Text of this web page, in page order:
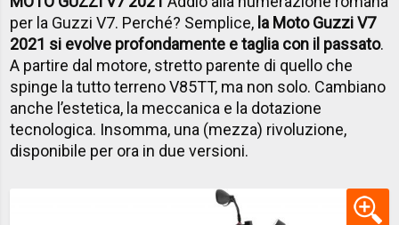
per la Guzzi V7. Perché? Semplice, la Moto Guzzi V7
2021 si evolve profondamente e taglia con il passato.
A partire dal motore, stretto parente di quello che
spinge la tutto terreno V85TT, ma non solo. Cambiano
anche l’estetica, la meccanica e la dotazione
tecnologica. Insomma, una (mezza) rivoluzione,
disponibile per ora in due versioni.